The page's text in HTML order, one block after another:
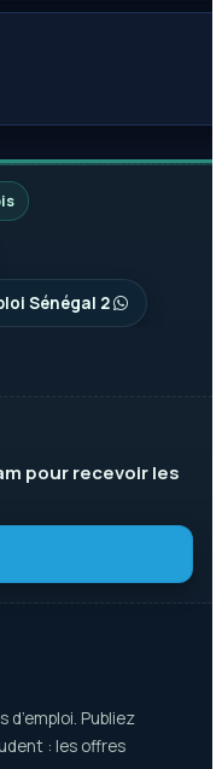
Sénégal 2
pour recevoir les
Publiez
: les offres